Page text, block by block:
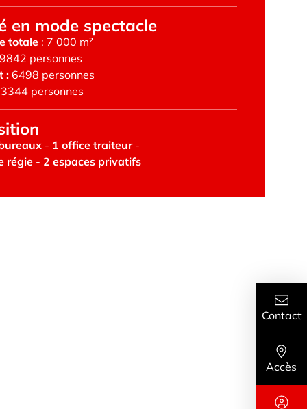
Contact
Accès
en mode spectacle
totale : 7 000 m²
personnes
: 6498 personnes
personnes
- 1 office traiteur -
régie - 2 espaces privatifs